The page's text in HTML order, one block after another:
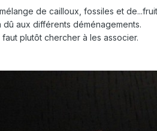
de cailloux, fossiles et
aux différents déménagements.
plutôt chercher à les associer.